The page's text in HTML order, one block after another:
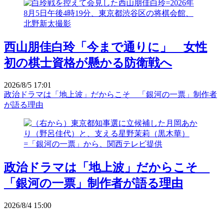
西山朋佳白玲「今まで通りに」 女性
初の棋士資格が懸かる防衛戦へ
2026/8/5 17:01
政治ドラマは「地上波」だからこそ 「銀河の一票」制作者
が語る理由
政治ドラマは「地上波」だからこそ
「銀河の一票」制作者が語る理由
2026/8/4 15:00